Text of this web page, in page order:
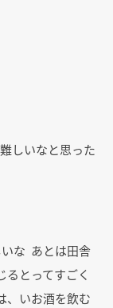
しいなと思った
な
ると
、い
あとは田舎
ってすごく
お酒を飲む